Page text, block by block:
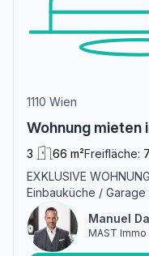
1110 Wien
Wohnung mieten
3 66 m²Freifläche:
EXKLUSIVE
Einbauküche /
Manuel
MAST Immo